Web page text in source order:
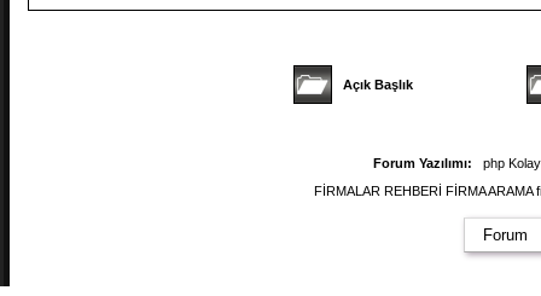
Açık Başlık
Forum Yazılımı:
php
FİRMALAR REHBERİ FİRMA
Forum